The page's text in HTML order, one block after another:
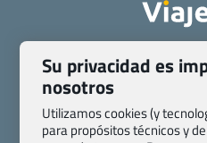
Pasaporte, Visado, Salud y
Blog de Viajes.com
Preguntas frecuentes
Su privacidad es
nosotros
Utilizamos cookies (y
para propósitos técnicos y